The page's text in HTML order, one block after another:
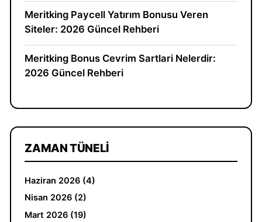
Meritking Paycell Yatırım Bonusu Veren
Siteler: 2026 Güncel Rehberi
Meritking Bonus Cevrim Sartlari Nelerdir:
2026 Güncel Rehberi
ZAMAN TÜNELI
Haziran 2026 (4)
Nisan 2026 (2)
Mart 2026 (19)